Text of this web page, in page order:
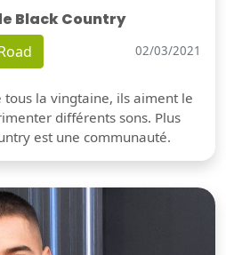
Black Country
02/03/2021
la vingtaine, ils aiment le
différents sons. Plus
est une communauté.